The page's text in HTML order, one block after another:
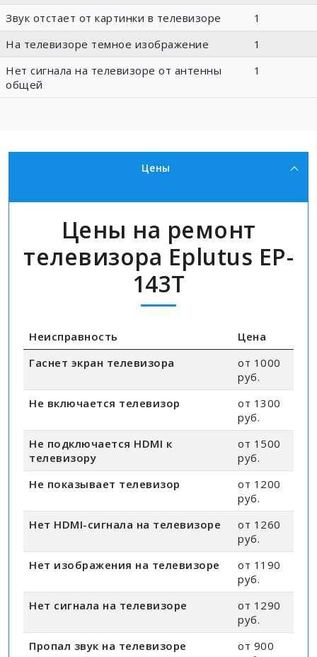
Звук отстает от картинки в телевизоре
1
На телевизоре темное изображение
1
Нет сигнала на телевизоре от антенны
общей
1
Цены
Цены на ремонт
телевизора Eplutus EP-
143T
Неисправность
Цена
Гаснет экран телевизора
от 1000
руб.
Не включается телевизор
от 1300
руб.
Не подключается HDMI к
телевизору
от 1500
руб.
Не показывает телевизор
от 1200
руб.
Нет HDMI-сигнала на телевизоре
от 1260
руб.
Нет изображения на телевизоре
от 1190
руб.
Нет сигнала на телевизоре
от 1290
руб.
Пропал звук на телевизоре
от 900